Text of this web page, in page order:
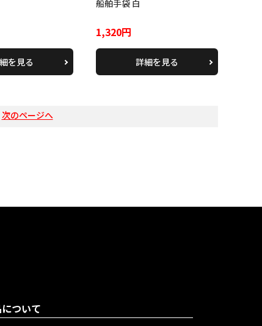
を見る
船舶手袋 白
1,320円
詳細を見る
次のページへ
ついて